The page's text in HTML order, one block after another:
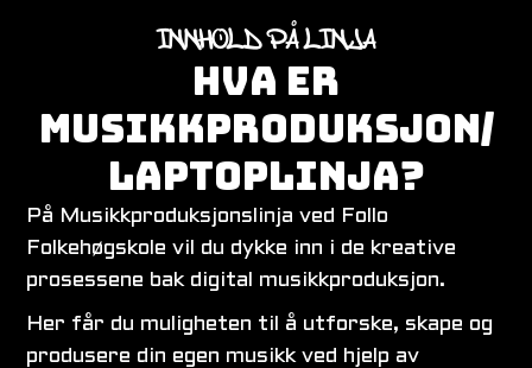
INNHOLD PÅ LINJA
HVA ER
MUSIKKPRODUKSJON/
LAPTOPLINJA?
På Musikkproduksjonslinja ved Follo
Folkehøgskole vil du dykke inn i de kreative
prosessene bak digital musikkproduksjon.
Her får du muligheten til å utforske, skape og
produsere din egen musikk ved hjelp av